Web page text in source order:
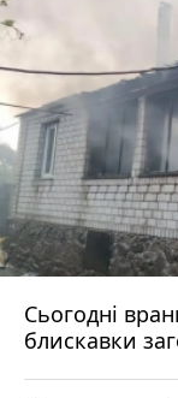
Сьогодні
блискавки